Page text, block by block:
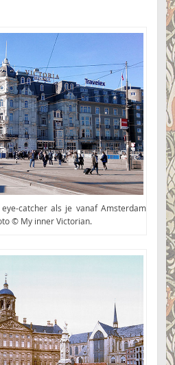
catcher als je vanaf Amsterdam
© My inner Victorian.